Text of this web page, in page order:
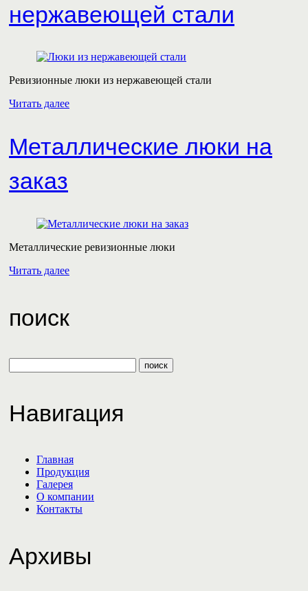
нержавеющей стали
Ревизионные люки из нержавеющей стали
Читать далее
Металлические люки на
заказ
Металлические ревизионные люки
Читать далее
поиск
Навигация
Главная
Продукция
Галерея
О компании
Контакты
Архивы